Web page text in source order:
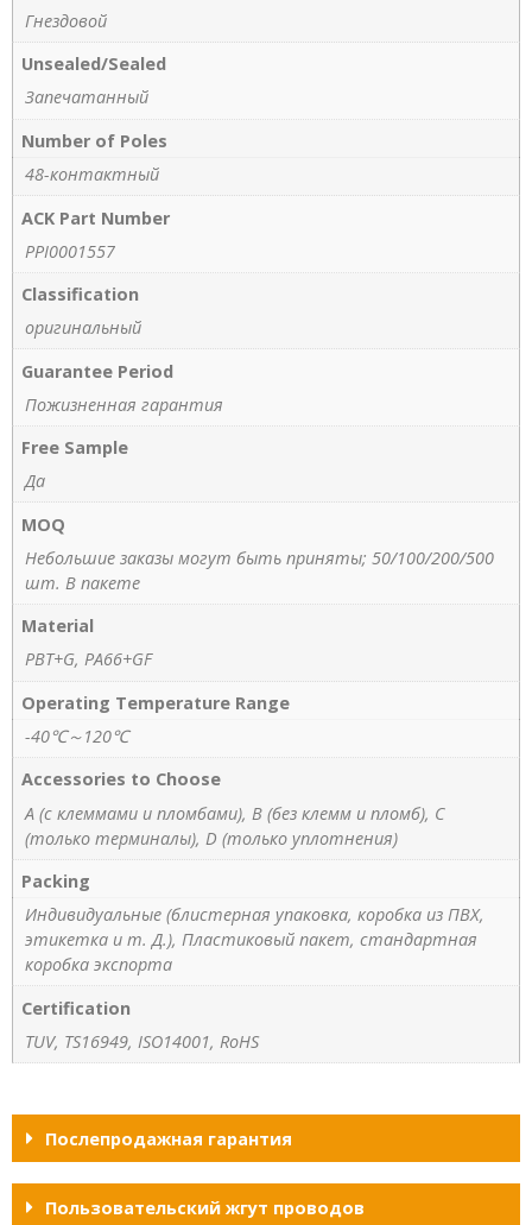
Гнездовой
Unsealed/Sealed
Запечатанный
Number of Poles
48-контактный
ACK Part Number
PPI0001557
Classification
оригинальный
Guarantee Period
Пожизненная гарантия
Free Sample
Да
MOQ
Небольшие заказы могут быть приняты; 50/100/200/500
шт. В пакете
Material
PBT+G, PA66+GF
Operating Temperature Range
-40℃～120℃
Accessories to Choose
A (с клеммами и пломбами), B (без клемм и пломб), C
(только терминалы), D (только уплотнения)
Packing
Индивидуальные (блистерная упаковка, коробка из ПВХ,
этикетка и т. Д.), Пластиковый пакет, стандартная
коробка экспорта
Certification
TUV, TS16949, ISO14001, RoHS
Послепродажная гарантия
Пользовательский жгут проводов